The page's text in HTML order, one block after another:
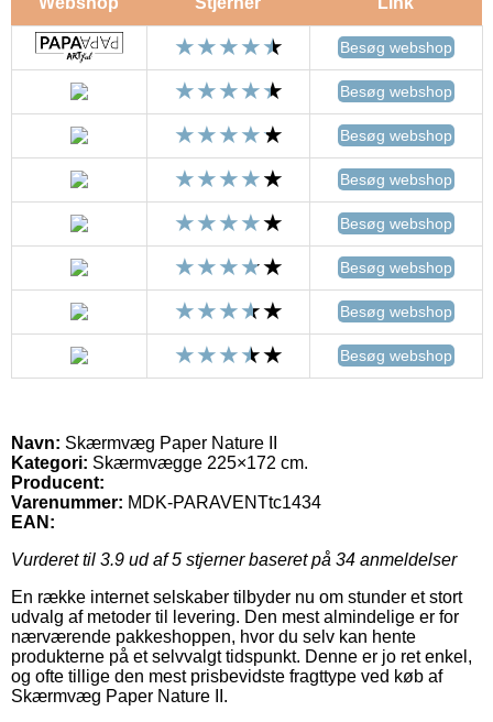
Besøg webshop
Besøg webshop
Besøg webshop
Besøg webshop
Besøg webshop
Besøg webshop
Besøg webshop
Besøg webshop
Navn: Skærmvæg Paper Nature II
Kategori: Skærmvægge 225×172 cm.
Producent:
Varenummer: MDK-PARAVENTtc1434
EAN:
Vurderet til 3.9 ud af 5 stjerner baseret på 34 anmeldelser
En række internet selskaber tilbyder nu om stunder et stort
udvalg af metoder til levering. Den mest almindelige er for
nærværende pakkeshoppen, hvor du selv kan hente
produkterne på et selvvalgt tidspunkt. Denne er jo ret enkel,
og ofte tillige den mest prisbevidste fragttype ved køb af
Skærmvæg Paper Nature II.